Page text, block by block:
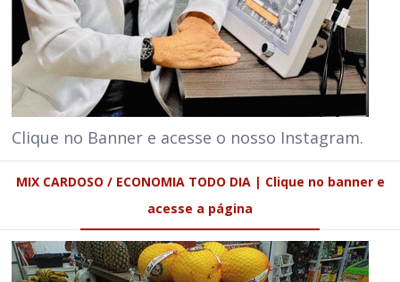
Clique no Banner e acesse o nosso Instagram.
MIX CARDOSO / ECONOMIA TODO DIA | Clique no banner e
acesse a página